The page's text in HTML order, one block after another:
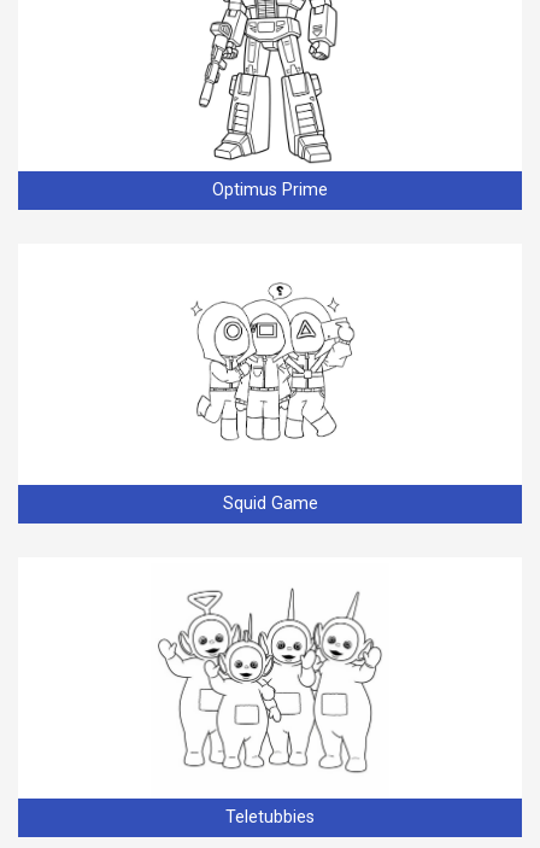
Optimus Prime
Squid Game
Teletubbies